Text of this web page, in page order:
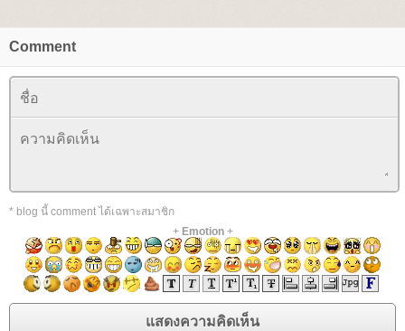
Comment
* blog นี้ comment ได้เฉพาะสมาชิก
+ Emotion+